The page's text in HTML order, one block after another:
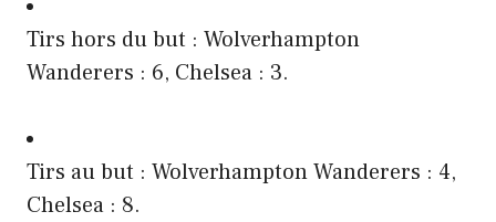
Tirs hors du but : Wolverhampton
Wanderers : 6, Chelsea : 3.
Tirs au but : Wolverhampton Wanderers : 4,
Chelsea : 8.